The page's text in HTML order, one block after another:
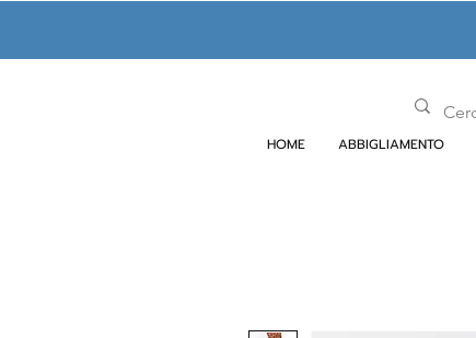
HOME ABBIGLIAMENTO